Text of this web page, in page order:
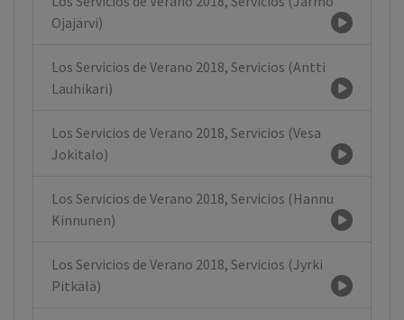
Ojajärvi)
Los Servicios de Verano 2018, Servicios (Antti
Lauhikari)
Los Servicios de Verano 2018, Servicios (Vesa
Jokitalo)
Los Servicios de Verano 2018, Servicios (Hannu
Kinnunen)
Los Servicios de Verano 2018, Servicios (Jyrki
Pitkälä)